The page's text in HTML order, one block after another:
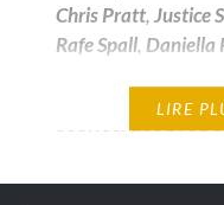
Chris Pratt,Justice
Rafe Spall, Daniella
2D & 3D —
scènes, des
sensibilité des
LIRE